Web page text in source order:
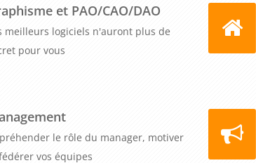
et PAO/CAO/DAO
meilleurs logiciels n'auront plus de
pour vous
le rôle du manager, motiver
vos équipes